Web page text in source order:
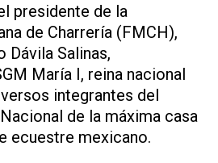
presidente de la
de Charrería (FMCH),
Dávila Salinas,
María I, reina nacional
integrantes del
de la máxima casa
ecuestre mexicano.